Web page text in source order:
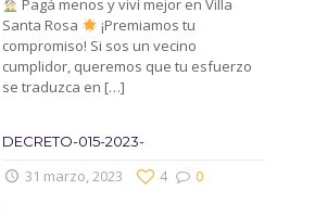
Pagá menos y viví mejor en Villa
Santa Rosa
¡Premiamos tu
compromiso! Si sos un vecino
cumplidor, queremos que tu esfuerzo
se traduzca en […]
DECRETO-015-2023-
31 marzo, 2023 0
4